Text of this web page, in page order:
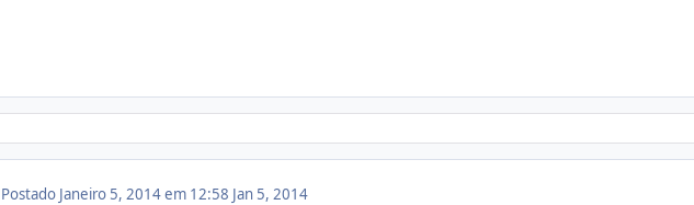
Postado Janeiro 5, 2014 em 12:58 Jan 5, 2014